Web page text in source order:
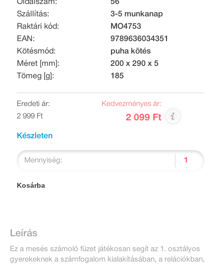
Oldalszám:
56
Szállítás:
3-5 munkanap
Raktári kód:
MO4753
EAN:
9789636034351
Kötésmód:
puha kötés
Méret [mm]:
200 x 290 x 5
Tömeg [g]:
185
Eredeti ár:
2 999 Ft
Kedvezményes ár:
2 099 Ft
Készleten
Mennyiség:
Kosárba
Leírás
Ez a mesés számoló füzet játékosan segít az 1. osztályos
gyerekeknek a számfogalom kialakításában, a relációkban,